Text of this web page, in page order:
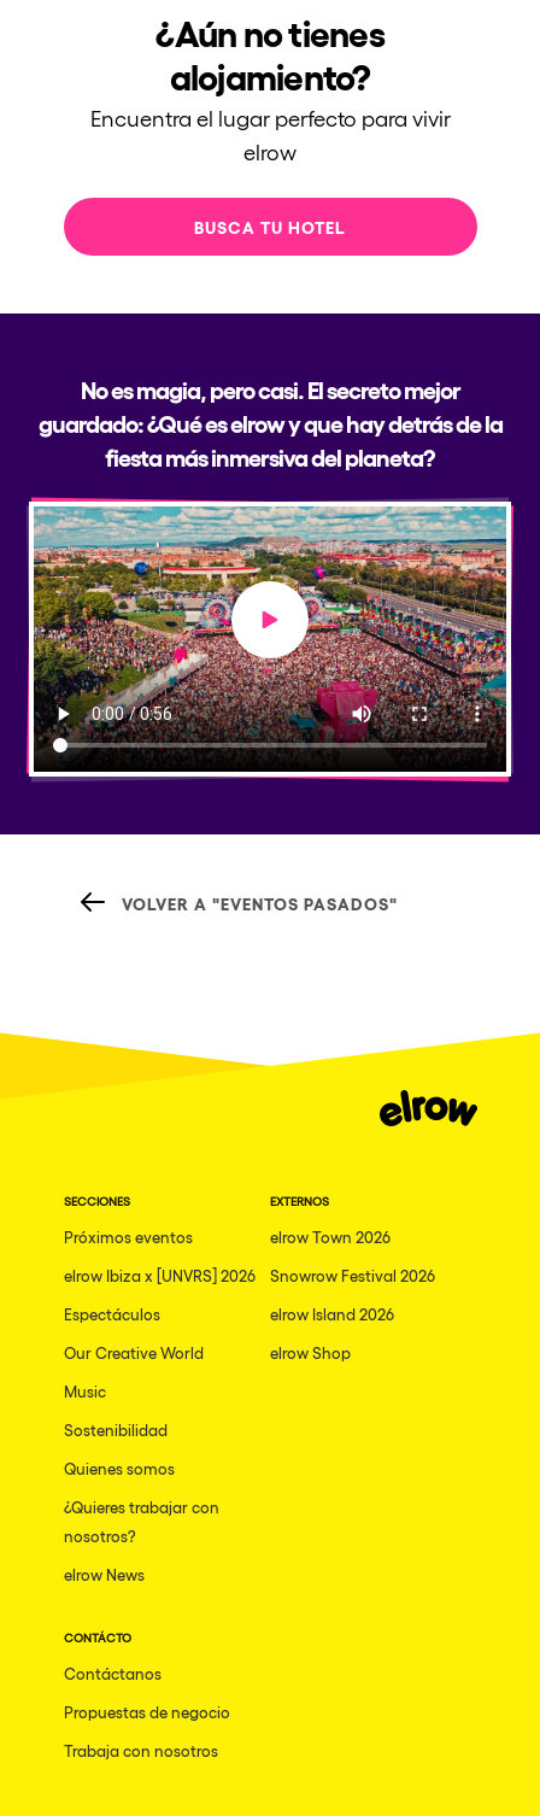
¿Aún no tienes
alojamiento?
Encuentra el lugar perfecto para vivir
elrow
BUSCA TU HOTEL
No es magia, pero casi. El secreto mejor
guardado: ¿Qué es elrow y que hay detrás de la
fiesta más inmersiva del planeta?
Play video
VOLVER A "EVENTOS PASADOS"
SECCIONES
Próximos eventos
elrow Ibiza x [UNVRS] 2026
Espectáculos
Our Creative World
Music
Sostenibilidad
Quienes somos
¿Quieres trabajar con
nosotros?
elrow News
EXTERNOS
elrow Town 2026
Snowrow Festival 2026
elrow Island 2026
elrow Shop
CONTÁCTO
Contáctanos
Propuestas de negocio
Trabaja con nosotros